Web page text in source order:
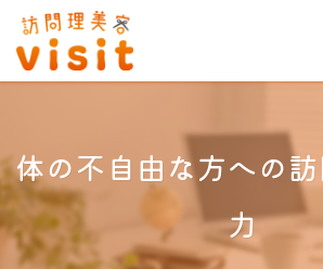
体の不自由な方への
力